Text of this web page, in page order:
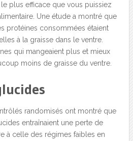
plus efficace que vous puissiez
Une étude a montré que
protéines consommées étaient
à la graisse dans le ventre.
qui mangeaient plus et mieux
moins de graisse du ventre.
randomisés ont montré que
entraînaient une perte de
à celle des régimes faibles en